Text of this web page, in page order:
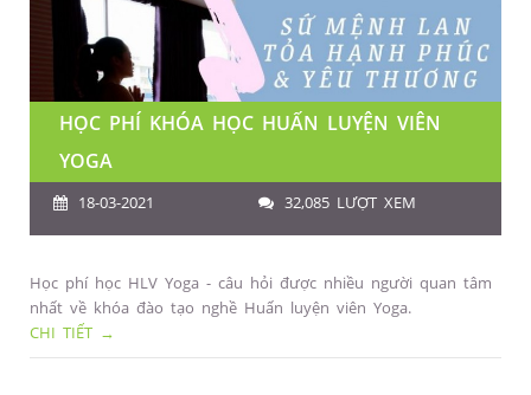
HỌC PHÍ KHÓA HỌC HUẤN LUYỆN VIÊN
YOGA
18-03-2021 32,085 LƯỢT XEM
Học phí học HLV Yoga - câu hỏi được nhiều người quan tâm
nhất về khóa đào tạo nghề Huấn luyện viên Yoga.
CHI TIẾT →